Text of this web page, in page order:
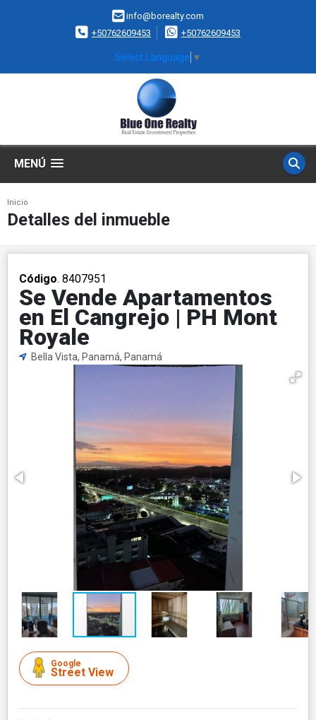
info@borealty.com
+50762609453
+50762609453
Select Language ▼
MENÚ
Inicio
Detalles del inmueble
Código. 8407951
Se Vende Apartamentos
en El Cangrejo | PH Mont
Royale
Bella Vista, Panamá, Panamá
Google
Street View